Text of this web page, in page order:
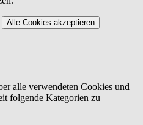
Alle Cookies akzeptieren
alle verwendeten Cookies und
folgende Kategorien zu